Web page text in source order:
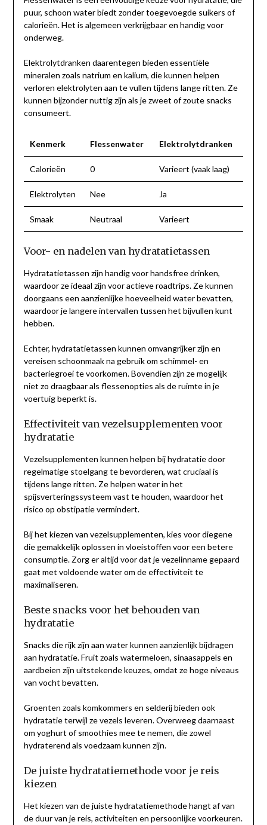
puur, schoon water biedt zonder toegevoegde suikers of
calorieën. Het is algemeen verkrijgbaar en handig voor
onderweg.
Elektrolytdranken daarentegen bieden essentiële
mineralen zoals natrium en kalium, die kunnen helpen
verloren elektrolyten aan te vullen tijdens lange ritten. Ze
kunnen bijzonder nuttig zijn als je zweet of zoute snacks
consumeert.
Kenmerk Flessenwater Elektrolytdranken
Calorieën 0 Varieert (vaak laag)
Elektrolyten Nee Ja
Smaak Neutraal Varieert
Voor- en nadelen van hydratatietassen
Hydratatietassen zijn handig voor handsfree drinken,
waardoor ze ideaal zijn voor actieve roadtrips. Ze kunnen
doorgaans een aanzienlijke hoeveelheid water bevatten,
waardoor je langere intervallen tussen het bijvullen kunt
hebben.
Echter, hydratatietassen kunnen omvangrijker zijn en
vereisen schoonmaak na gebruik om schimmel- en
bacteriegroei te voorkomen. Bovendien zijn ze mogelijk
niet zo draagbaar als flessenopties als de ruimte in je
voertuig beperkt is.
Effectiviteit van vezelsupplementen voor
hydratatie
Vezelsupplementen kunnen helpen bij hydratatie door
regelmatige stoelgang te bevorderen, wat cruciaal is
tijdens lange ritten. Ze helpen water in het
spijsverteringssysteem vast te houden, waardoor het
risico op obstipatie vermindert.
Bij het kiezen van vezelsupplementen, kies voor diegene
die gemakkelijk oplossen in vloeistoffen voor een betere
consumptie. Zorg er altijd voor dat je vezelinname gepaard
gaat met voldoende water om de effectiviteit te
maximaliseren.
Beste snacks voor het behouden van
hydratatie
Snacks die rijk zijn aan water kunnen aanzienlijk bijdragen
aan hydratatie. Fruit zoals watermeloen, sinaasappels en
aardbeien zijn uitstekende keuzes, omdat ze hoge niveaus
van vocht bevatten.
Groenten zoals komkommers en selderij bieden ook
hydratatie terwijl ze vezels leveren. Overweeg daarnaast
om yoghurt of smoothies mee te nemen, die zowel
hydraterend als voedzaam kunnen zijn.
De juiste hydratatiemethode voor je reis
kiezen
Het kiezen van de juiste hydratatiemethode hangt af van
de duur van je reis, activiteiten en persoonlijke voorkeuren.